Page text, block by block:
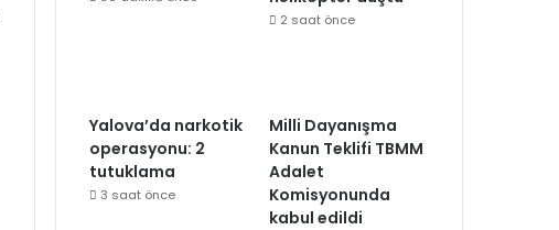
2 saat önce
Yalova’da narkotik
operasyonu: 2
tutuklama
3 saat önce
Milli Dayanışma
Kanun Teklifi TBMM
Adalet
Komisyonunda
kabul edildi